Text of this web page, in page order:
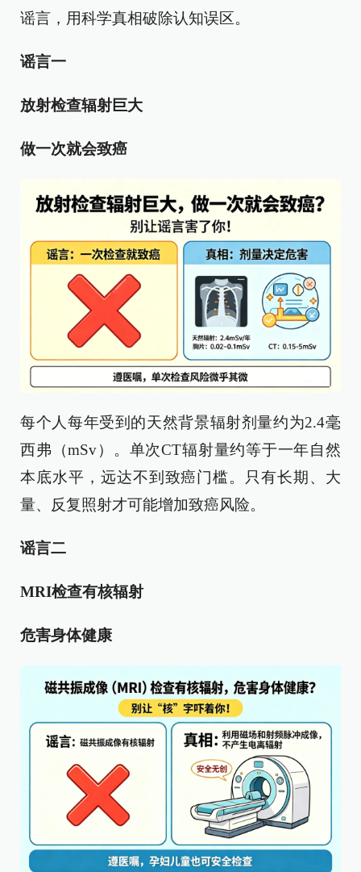
谣言，用科学真相破除认知误区。
谣言一
放射检查辐射巨大
做一次就会致癌
每个人每年受到的天然背景辐射剂量约为2.4毫
西弗（mSv）。单次CT辐射量约等于一年自然
本底水平，远达不到致癌门槛。只有长期、大
量、反复照射才可能增加致癌风险。
谣言二
MRI检查有核辐射
危害身体健康